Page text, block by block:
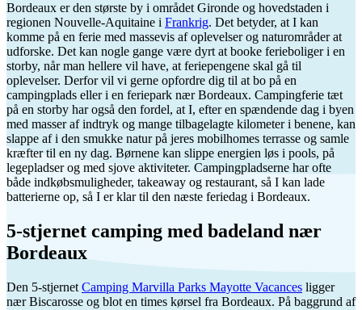
Bordeaux er den største by i området Gironde og hovedstaden i
regionen Nouvelle-Aquitaine i Frankrig. Det betyder, at I kan
komme på en ferie med massevis af oplevelser og naturområder at
udforske. Det kan nogle gange være dyrt at booke ferieboliger i en
storby, når man hellere vil have, at feriepengene skal gå til
oplevelser. Derfor vil vi gerne opfordre dig til at bo på en
campingplads eller i en feriepark nær Bordeaux. Campingferie tæt
på en storby har også den fordel, at I, efter en spændende dag i byen
med masser af indtryk og mange tilbagelagte kilometer i benene, kan
slappe af i den smukke natur på jeres mobilhomes terrasse og samle
kræfter til en ny dag. Børnene kan slippe energien løs i pools, på
legepladser og med sjove aktiviteter. Campingpladserne har ofte
både indkøbsmuligheder, takeaway og restaurant, så I kan lade
batterierne op, så I er klar til den næste feriedag i Bordeaux.
5-stjernet camping med badeland nær
Bordeaux
Den 5-stjernet Camping Marvilla Parks Mayotte Vacances ligger
nær Biscarosse og blot en times kørsel fra Bordeaux. På baggrund af